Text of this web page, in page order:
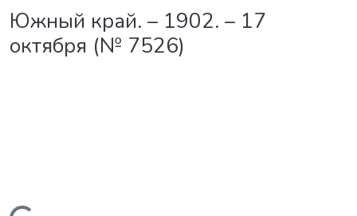
Южный край. – 1902. – 17
октября (№ 7526)